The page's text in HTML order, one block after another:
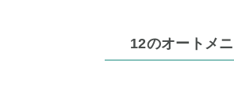
12のオートメ